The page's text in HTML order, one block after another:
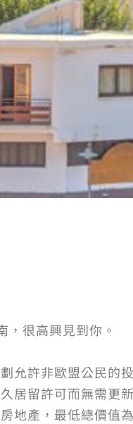
，很高興見到你。
允許非歐盟公民的
居留許可而無需更
地產，最低總價值